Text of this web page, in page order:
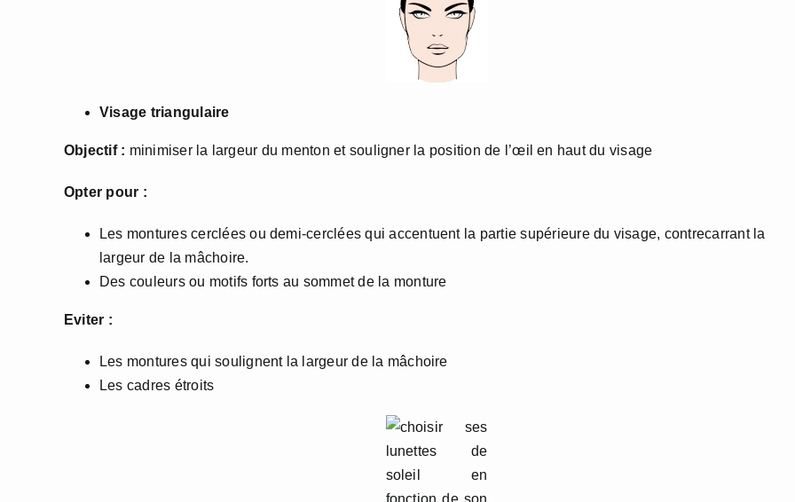
Visage triangulaire
Objectif : minimiser la largeur du menton et souligner la position de l’œil en haut du visage
Opter pour :
Les montures cerclées ou demi-cerclées qui accentuent la partie supérieure du visage, contrecarrant la
largeur de la mâchoire.
Des couleurs ou motifs forts au sommet de la monture
Eviter :
Les montures qui soulignent la largeur de la mâchoire
Les cadres étroits